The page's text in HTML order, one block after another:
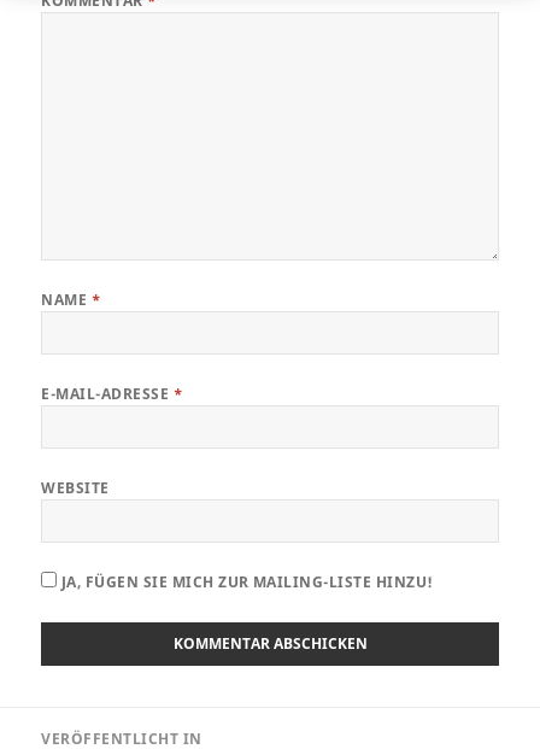
NAME *
E-MAIL-ADRESSE *
WEBSITE
JA, FÜGEN SIE MICH ZUR MAILING-LISTE HINZU!
VERÖFFENTLICHT IN